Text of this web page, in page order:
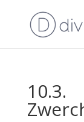
10.3.